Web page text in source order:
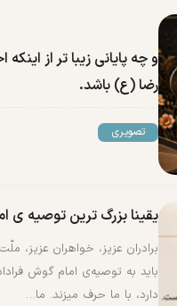
و چه پایانی زیبا تر از
رضا (ع) باشد.
تصویری
یقینا بزرگ ترین توصیه ی
برادران عزیز، خواهران عزیز،
باید به توصیه‌ی‌ امام گوش
دارد، با ما حرف میزند. ما…